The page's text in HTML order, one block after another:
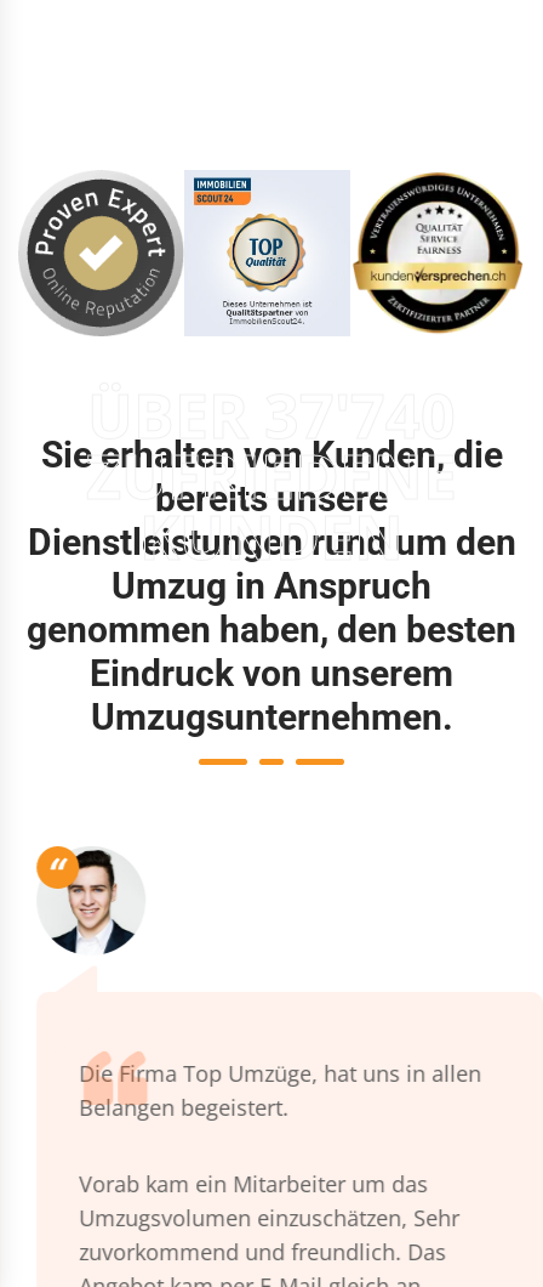
ZUFRIEDENE
KUNDEN
Sie erhalten von Kunden, die
bereits unsere
Dienstleistungen rund um den
Umzug in Anspruch
genommen haben, den besten
Eindruck von unserem
Umzugsunternehmen.
“
Die Firma Top Umzüge, hat uns in allen
Belangen begeistert.
Vorab kam ein Mitarbeiter um das
Umzugsvolumen einzuschätzen, Sehr
zuvorkommend und freundlich. Das